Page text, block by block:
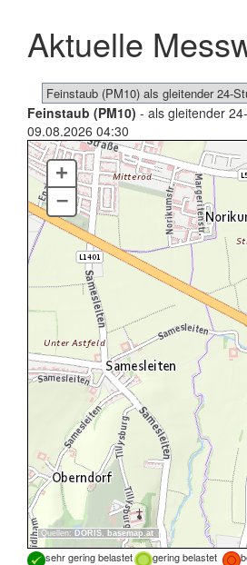
Aktuelle
Feinstaub (PM10) - als gleitender
09.08.2026 04:30
Quellen: DORIS, basemap.at
+
–
sehr gering belastet gering belastet